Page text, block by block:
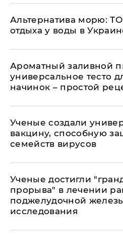
Альтернатива морю:
отдыха у воды в
Ароматный заливной
универсальное тесто
начинок – простой
Ученые создали
вакцину, способную
семейств вирусов
Ученые достигли
прорыва" в лечении
поджелудочной
исследования